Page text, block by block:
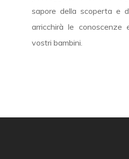
sapore della scoperta e
arricchirà le conoscenze
vostri bambini.